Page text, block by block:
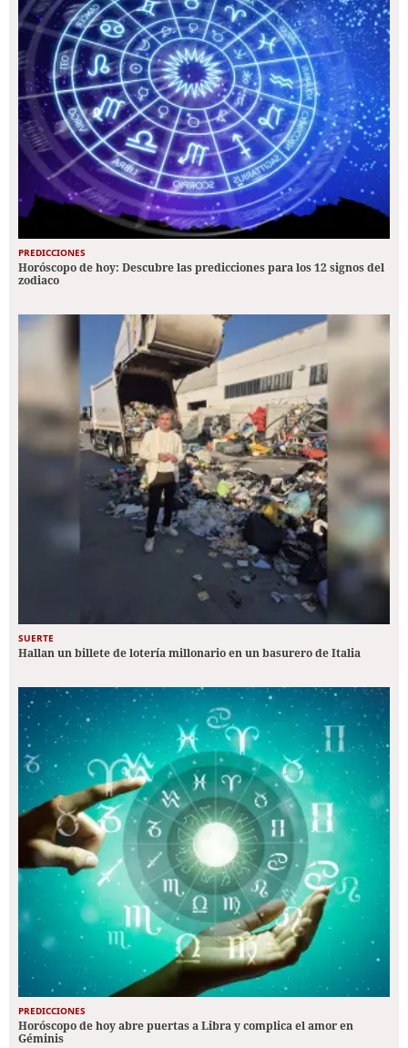
PREDICCIONES
Horóscopo de hoy: Descubre las predicciones para los 12 signos del
zodiaco
SUERTE
Hallan un billete de lotería millonario en un basurero de Italia
PREDICCIONES
Horóscopo de hoy abre puertas a Libra y complica el amor en
Géminis